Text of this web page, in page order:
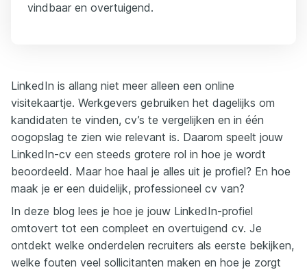
vindbaar en overtuigend.
LinkedIn is allang niet meer alleen een online
visitekaartje. Werkgevers gebruiken het dagelijks om
kandidaten te vinden, cv’s te vergelijken en in één
oogopslag te zien wie relevant is. Daarom speelt jouw
LinkedIn-cv een steeds grotere rol in hoe je wordt
beoordeeld. Maar hoe haal je alles uit je profiel? En hoe
maak je er een duidelijk, professioneel cv van?
In deze blog lees je hoe je jouw LinkedIn-profiel
omtovert tot een compleet en overtuigend cv. Je
ontdekt welke onderdelen recruiters als eerste bekijken,
welke fouten veel sollicitanten maken en hoe je zorgt